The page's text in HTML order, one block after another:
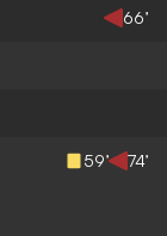
66’
59’ 74’